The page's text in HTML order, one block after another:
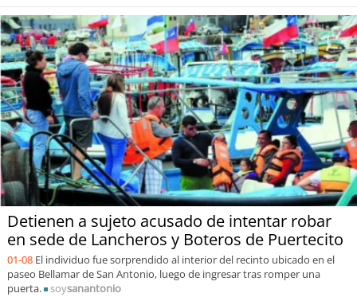
Detienen a sujeto acusado de intentar robar
en sede de Lancheros y Boteros de Puertecito
01-08 El individuo fue sorprendido al interior del recinto ubicado en el
paseo Bellamar de San Antonio, luego de ingresar tras romper una
puerta.
soysanantonio